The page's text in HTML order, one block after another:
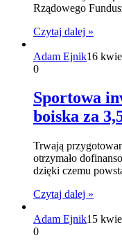
Rządowego
Czytaj dalej »
Adam Ejnik16
0
Sportowa
boiska za
Trwają
otrzymało
dzięki czemu
Czytaj dalej »
Adam Ejnik15
0